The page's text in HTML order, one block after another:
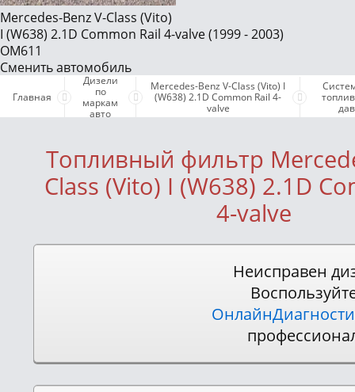
ОнлайнКонсультация по Дизелю
Дизели по маркам авто
Бесплатные объявления
Поддержка проекта и оплата услуг
Mercedes-Benz V-Class (Vito)
I (W638) 2.1D Common Rail 4-valve (1999 - 2003)
OM611
Сменить автомобиль
Главная
Дизели
по
маркам
авто
Mercedes-Benz V-Class (Vito) I
(W638) 2.1D Common Rail 4-
valve
Топливный фильтр
Class (Vito) I (W638) 2.1D
4-valve
Неисправен